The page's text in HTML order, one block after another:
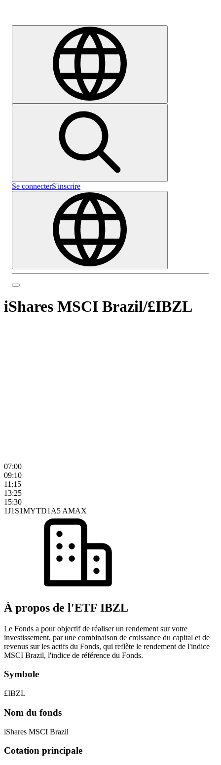
Se connecterS'inscrire
iShares MSCI Brazil/£IBZL
07:00
09:10
11:15
13:25
15:30
1J1S1MYTD1A5 AMAX
À propos de l'ETF IBZL
Le Fonds a pour objectif de réaliser un rendement sur votre
investissement, par une combinaison de croissance du capital et de
revenus sur les actifs du Fonds, qui reflète le rendement de l'indice
MSCI Brazil, l'indice de référence du Fonds.
Symbole
£IBZL
Nom du fonds
iShares MSCI Brazil
Cotation principale